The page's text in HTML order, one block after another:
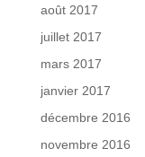
août 2017
juillet 2017
mars 2017
janvier 2017
décembre 2016
novembre 2016